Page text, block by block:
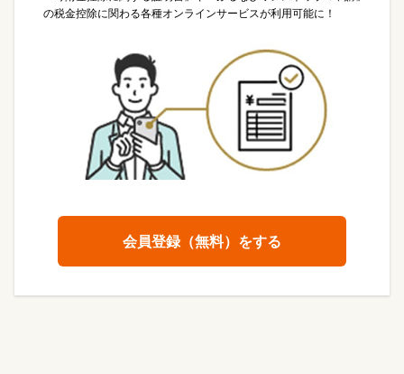
の税金控除に関わる各種オンラインサービスが利用可能に！
会員登録（無料）をする